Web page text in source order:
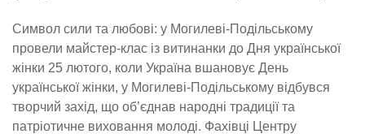
Символ сили та любові: у Могилеві-Подільському
провели майстер-клас із витинанки до Дня української
жінки 25 лютого, коли Україна вшановує День
української жінки, у Могилеві-Подільському відбувся
творчий захід, що об’єднав народні традиції та
патріотичне виховання молоді. Фахівці Центру